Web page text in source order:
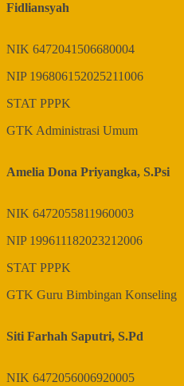
Fidliansyah
NIK 6472041506680004
NIP 196806152025211006
STAT PPPK
GTKAdministrasi Umum
Amelia Dona Priyangka, S.Psi
NIK 6472055811960003
NIP 199611182023212006
STAT PPPK
GTK Guru Bimbingan Konseling
Siti Farhah Saputri, S.Pd
NIK 6472056006920005